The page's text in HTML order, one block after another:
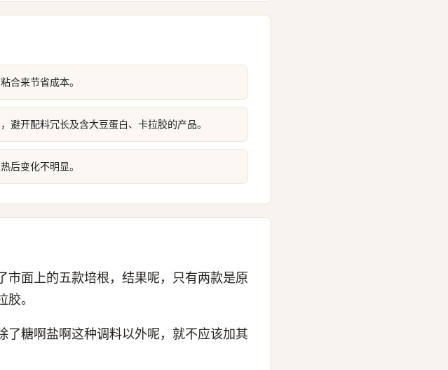
合来节省成本。
避开配料冗长及含大豆蛋白、卡拉胶的产品。
后变化不明显。
市面上的五款培根，结果呢，只有两款是原
。
糖啊盐啊这种调料以外呢，就不应该加其